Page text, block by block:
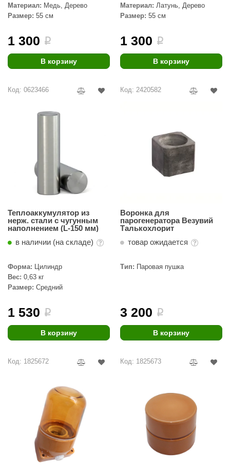
Sauna
Материал: Медь, Дерево
Размер: 55 см
1 300 i
В корзину
Материал: Латунь, Дерево
Размер: 55 см
1 300 i
В корзину
Код: 0623466
Теплоаккумулятор из
нерж. стали с чугунным
наполнением (L-150 мм)
в наличии (на складе)
Форма: Цилиндр
Вес: 0,63 кг
Размер: Средний
1 530 i
В корзину
Код: 2420582
Воронка для
парогенератора Везувий
Талькохлорит
товар ожидается
Тип: Паровая пушка
3 200 i
В корзину
Код: 1825672 Код: 1825673